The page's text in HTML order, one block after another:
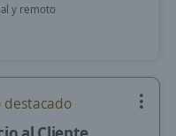
y remoto
destacado